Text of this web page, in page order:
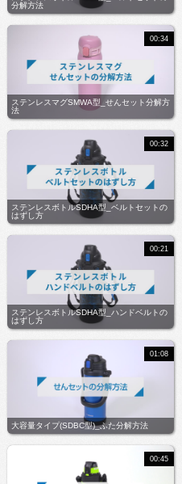
分解方法
ステンレスマグSMWA型_せんセット分解方
法
00:34
ステンレスボトルSDHA型_ベルトセットの
はずし方
00:32
ステンレスボトルSDHA型_ハンドベルトの
はずし方
00:21
大容量タイプ(SDBC型)_ふた分解方法
01:08
00:45